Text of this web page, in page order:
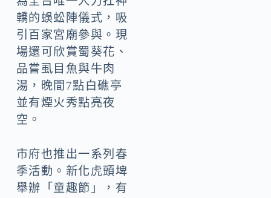
轎的蜈蚣陣儀式，吸
引百家宮廟參與。現
場還可欣賞蜀葵花、
品嘗虱目魚與牛肉
湯，晚間7點白礁亭
並有煙火秀點亮夜
空。
市府也推出一系列春
季活動。新化虎頭埤
舉辦「童趣節」，有